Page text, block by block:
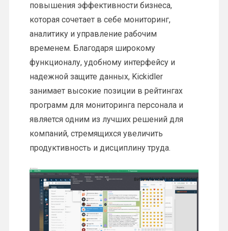
повышения эффективности бизнеса,
которая сочетает в себе мониторинг,
аналитику и управление рабочим
временем. Благодаря широкому
функционалу, удобному интерфейсу и
надежной защите данных, Kickidler
занимает высокие позиции в рейтингах
программ для мониторинга персонала и
является одним из лучших решений для
компаний, стремящихся увеличить
продуктивность и дисциплину труда.